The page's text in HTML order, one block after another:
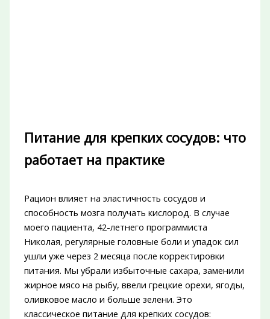
Питание для крепких сосудов: что
работает на практике
Рацион влияет на эластичность сосудов и
способность мозга получать кислород. В случае
моего пациента, 42-летнего программиста
Николая, регулярные головные боли и упадок сил
ушли уже через 2 месяца после корректировки
питания. Мы убрали избыточные сахара, заменили
жирное мясо на рыбу, ввели грецкие орехи, ягоды,
оливковое масло и больше зелени. Это
классическое питание для крепких сосудов: